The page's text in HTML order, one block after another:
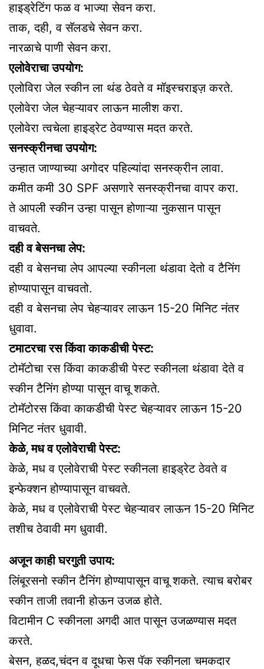
हाइड्रेटिंग फळ व भाज्या सेवन करा.
ताक, दही, व सॅलडचे सेवन करा.
नारळाचे पाणी सेवन करा.
एलोवेराचा उपयोग:
एलोविरा जेल स्कीन ला थंड ठेवते व मॉइस्चराइज़ करते.
एलोवेरा जेल चेहऱ्यावर लाऊन मालीश करा.
एलोवेरा त्वचेला हाइड्रेट ठेवण्यास मदत करते.
सनस्क्रीनचा उपयोग:
उन्हात जाण्याच्या अगोदर पहिल्यांदा सनस्क्रीन लावा.
कमीत कमी 30 SPF असणारे सनस्क्रीनचा वापर करा.
ते आपली स्कीन उन्हा पासून होणाऱ्या नुकसान पासून
वाचवते.
दही व बेसनचा लेप:
दही व बेसनचा लेप आपल्या स्कीनला थंडावा देतो व टैनिंग
होण्यापासून वाचवतो.
दही व बेसनचा लेप चेहऱ्यावर लाऊन 15-20 मिनिट नंतर
धुवावा.
टमाटरचा रस किंवा काकडीची पेस्ट:
टोमॅटोचा रस किंवा काकडीची पेस्ट स्कीनला थंडावा देते व
स्कीन टैनिंग होण्या पासून वाचू शकते.
टोमॅटोरस किंवा काकडीची पेस्ट चेहऱ्यावर लाऊन 15-20
मिनिट नंतर धुवावी.
केळे, मध व एलोवेराची पेस्ट:
केळे, मध व एलोवेराची पेस्ट स्कीनला हाइड्रेट ठेवते व
इन्फेक्शन होण्यापासून वाचवते.
केळे, मध व एलोवेराची पेस्ट चेहऱ्यावर लाऊन 15-20 मिनिट
तशीच ठेवावी मग धुवावी.
अजून काही घरगुती उपाय:
लिंबूरसनो स्कीन टैनिंग होण्यापासून वाचू शकते. त्याच बरोबर
स्कीन ताजी तवानी होऊन उजळ होते.
विटामीन C स्कीनला अगदी आत पासून उजळण्यास मदत
करते.
बेसन, हळद,चंदन व दूधचा फेस पॅक स्कीनला चमकदार